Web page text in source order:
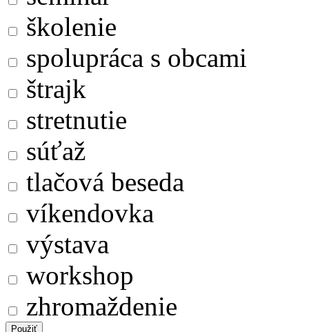
školenie
spolupráca s obcami
štrajk
stretnutie
súťaž
tlačová beseda
víkendovka
výstava
workshop
zhromaždenie